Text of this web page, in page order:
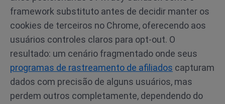
framework substituto antes de decidir manter os
cookies de terceiros no Chrome, oferecendo aos
usuários controles claros para opt-out. O
resultado: um cenário fragmentado onde seus
programas de rastreamento de afiliados capturam
dados com precisão de alguns usuários, mas
perdem outros completamente, dependendo do